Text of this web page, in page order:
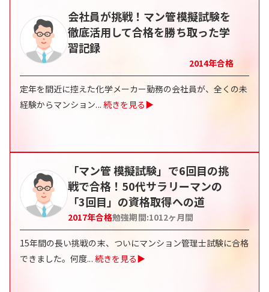
会社員が挑戦！マン管模擬試験を
徹底活用して合格を勝ち取った学
習記録
2014年合格
定年を間近に控えた化学メーカー勤務の会社員が、全くの未
経験からマンション... 続きを見る▶
「マン管 模擬試験」で6回目の挑
戦で合格！50代サラリーマンの
「3回目」の資格取得への道
2017年合格勉強期間:1012ヶ月間
15年間の長い挑戦の末、ついにマンション管理士試験に合格
できました。何度... 続きを見る▶